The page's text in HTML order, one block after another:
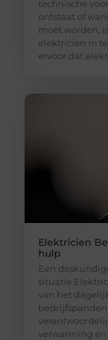
technische
ontstaat of
moet worden,
elektricien in
ervoor dat
Elektricien
hulp
Een
situatie
van het
verwarming